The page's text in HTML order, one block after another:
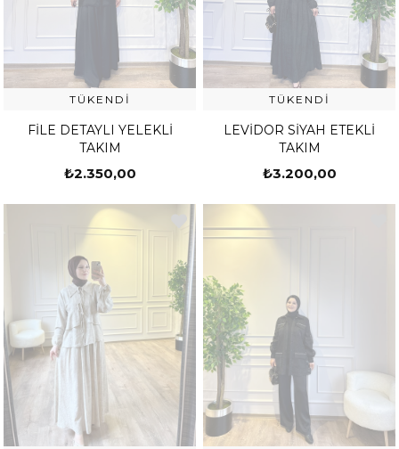
TÜKENDI
FİLE DETAYLI YELEKLİ
TAKIM
₺2.350,00
TÜKENDI
LEVİDOR SİYAH ETEKLİ
TAKIM
₺3.200,00